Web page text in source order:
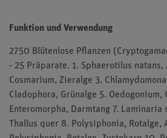
Funktion und Verwendung
2750 Blütenlose Pflanzen
- 25 Präparate. 1. Sphaerotilus
Cosmarium, Zieralge 3.
Cladophora, Grünalge 5. Oedogonium,
Enteromorpha, Darmtang 7. Laminaria
Thallus quer 8. Polysiphonia, Rotalge,